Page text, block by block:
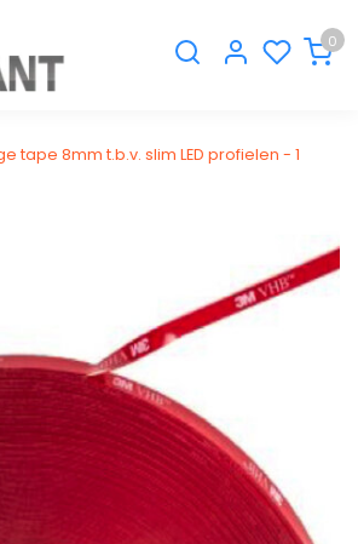
0
tape 8mm t.b.v. slim LED profielen - 1